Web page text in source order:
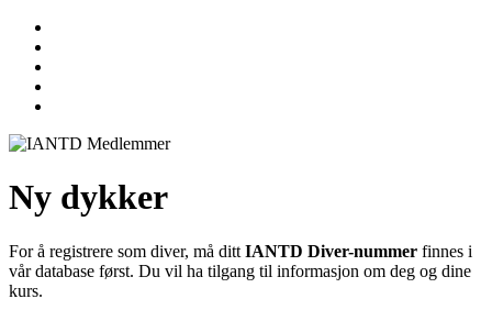
Ny dykker
For å registrere som diver, må ditt IANTD Diver-nummer finnes i
vår database først. Du vil ha tilgang til informasjon om deg og dine
kurs.